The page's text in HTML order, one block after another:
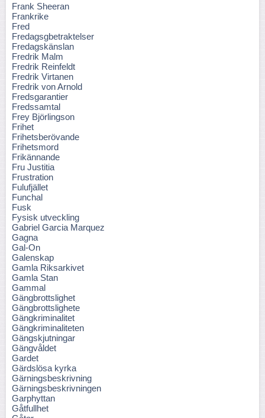
Frank Sheeran
Frankrike
Fred
Fredagsgbetraktelser
Fredagskänslan
Fredrik Malm
Fredrik Reinfeldt
Fredrik Virtanen
Fredrik von Arnold
Fredsgarantier
Fredssamtal
Frey Björlingson
Frihet
Frihetsberövande
Frihetsmord
Frikännande
Fru Justitia
Frustration
Fulufjället
Funchal
Fusk
Fysisk utveckling
Gabriel Garcia Marquez
Gagna
Gal-On
Galenskap
Gamla Riksarkivet
Gamla Stan
Gammal
Gängbrottslighet
Gängbrottslighete
Gängkriminalitet
Gängkriminaliteten
Gängskjutningar
Gängvåldet
Gardet
Gärdslösa kyrka
Gärningsbeskrivning
Gärningsbeskrivningen
Garphyttan
Gåtfullhet